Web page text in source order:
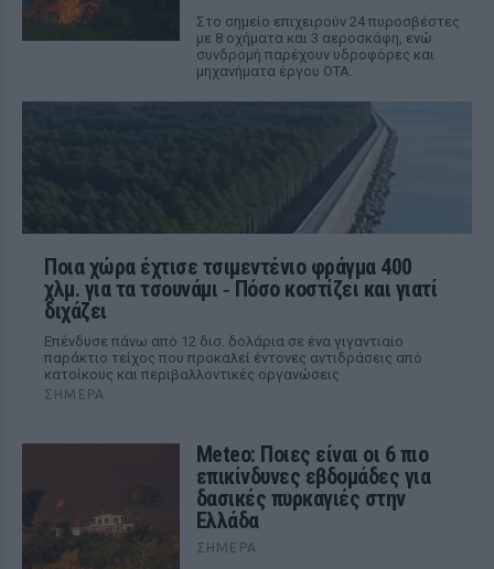
Στο σημείο επιχειρούν 24 πυροσβέστες
με 8 οχήματα και 3 αεροσκάφη, ενώ
συνδρομή παρέχουν υδροφόρες και
μηχανήματα έργου ΟΤΑ.
Ποια χώρα έχτισε τσιμεντένιο φράγμα 400
χλμ. για τα τσουνάμι ‑ Πόσο κοστίζει και γιατί
διχάζει
Επένδυσε πάνω από 12 δισ. δολάρια σε ένα γιγαντιαίο
παράκτιο τείχος που προκαλεί έντονες αντιδράσεις από
κατοίκους και περιβαλλοντικές οργανώσεις
ΣΉΜΕΡΑ
Meteo: Ποιες είναι οι 6 πιο
επικίνδυνες εβδομάδες για
δασικές πυρκαγιές στην
Ελλάδα
ΣΉΜΕΡΑ